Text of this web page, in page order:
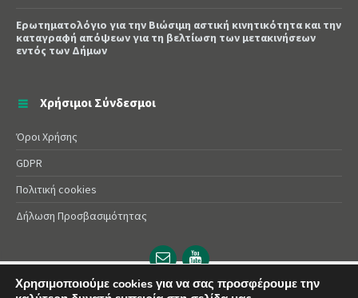
Ερωτηματολόγιο για την Βιώσιμη αστική κινητικότητα και την
καταγραφή απόψεων για τη βελτίωση των μετακινήσεων
εντός των Δήμων
Χρήσιμοι Σύνδεσμοι
Όροι Χρήσης
GDPR
Πολιτική cookies
Δήλωση Προσβασιμότητας
Email
url
YouTube
url
Χρησιμοποιούμε cookies για να σας προσφέρουμε την